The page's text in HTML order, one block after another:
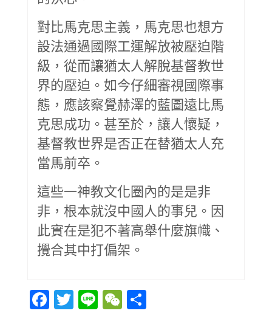
對比馬克思主義，馬克思也想方
設法通過國際工運解放被壓迫階
級，從而讓猶太人解脫基督教世
界的壓迫。如今仔細審視國際事
態，應該察覺赫澤的藍圖遠比馬
克思成功。甚至於，讓人懷疑，
基督教世界是否正在替猶太人充
當馬前卒。
這些一神教文化圈內的是是非
非，根本就沒中國人的事兒。因
此實在是犯不著高舉什麼旗幟、
攪合其中打偏架。
Facebook
Twitter
LineWeChat